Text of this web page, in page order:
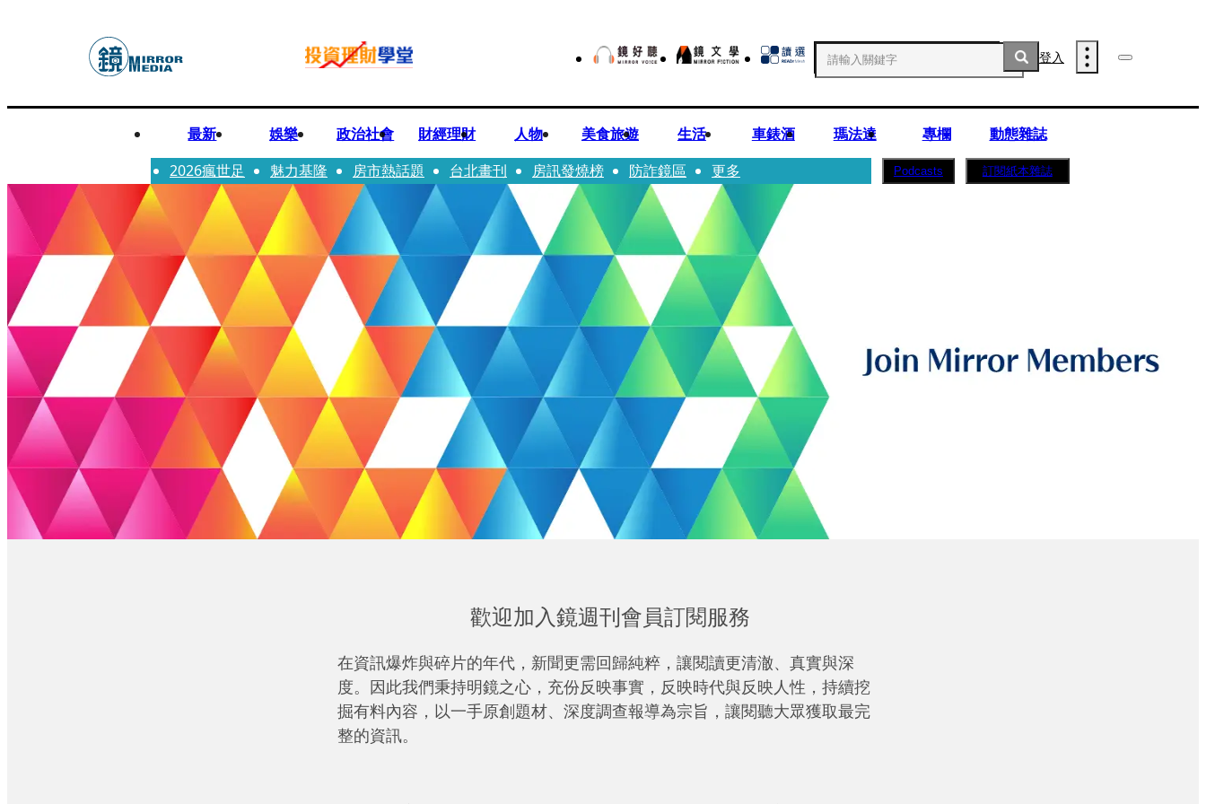
登入
最新 娛樂 政治社會 財經理財 人物 美食旅遊 生活 車錶酒 瑪法達 專欄
動態雜誌
2026瘋世足
魅力基隆 房市熱話題 台北畫刊 房訊發燒榜 防詐鏡區 更多 Podcasts 訂閱紙本雜誌
歡迎加入鏡週刊會員訂閱服務
在資訊爆炸與碎片的年代，新聞更需回歸純粹，讓閱讀更清澈、真實與深
度。因此我們秉持明鏡之心，充份反映事實，反映時代與反映人性，持續挖
掘有料內容，以一手原創題材、深度調查報導為宗旨，讓閱聽大眾獲取最完
整的資訊。